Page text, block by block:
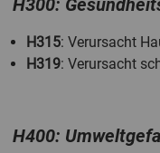
H315: Verursacht
H319: Verursacht
H400: